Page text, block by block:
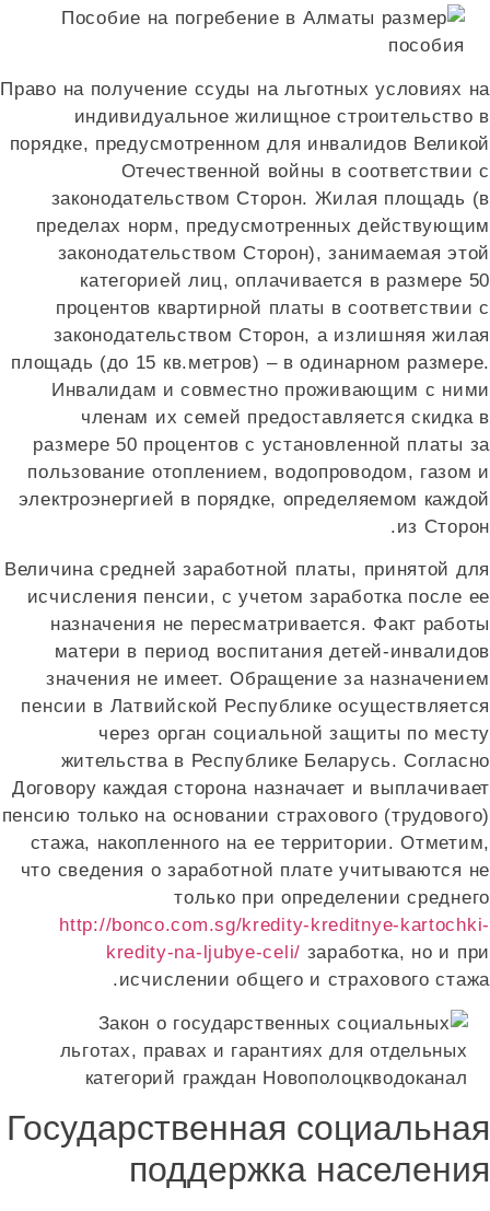
Право на получение ссуды на льготных условиях
индивидуальное жилищное строительство
порядке, предусмотренном для инвалидов
Отечественной войны в соответствии
законодательством Сторон. Жилая площадь
пределах норм, предусмотренных
законодательством Сторон), занимаемая
категорией лиц, оплачивается в размере
процентов квартирной платы в соответствии
законодательством Сторон, а излишняя
площадь (до 15 кв.метров) – в одинарном
Инвалидам и совместно проживающим с
членам их семей предоставляется скидка
размере 50 процентов с установленной платы
пользование отоплением, водопроводом, газом
электроэнергией в порядке, определяемом
из
Величина средней заработной платы, принятой
исчисления пенсии, с учетом заработка после
назначения не пересматривается. Факт
матери в период воспитания детей-
значения не имеет. Обращение за
пенсии в Латвийской Республике
через орган социальной защиты по
жительства в Республике Беларусь.
Договору каждая сторона назначает и
пенсию только на основании страхового
стажа, накопленного на ее территории.
что сведения о заработной плате учитываются
только при определении
http://bonco.com.sg/kredity-kreditnye-
kredity-na-ljubye-celi/заработка, но и
исчислении общего и страхового
Государственная
поддержка